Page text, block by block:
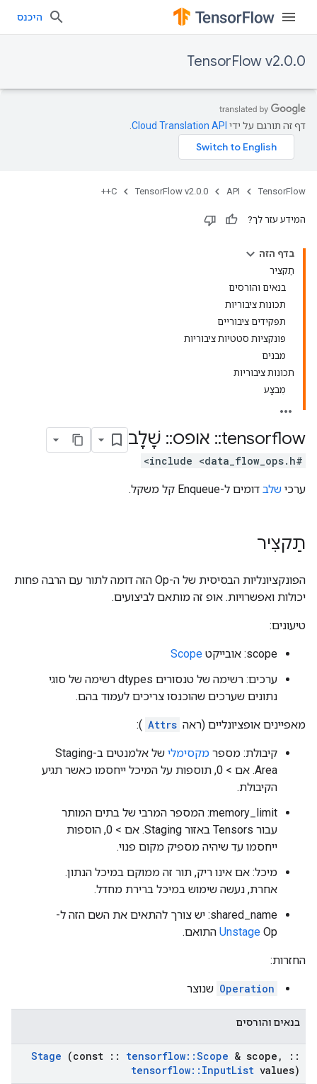
היכנס
TensorFlow v2.0.0
דף זה תורגם על ידי Cloud Translation API
TensorFlow
API
TensorFlow v2.0.0
C++
המידע עזר לך?
בדף הזה
תַקצִיר
בנאים והורסים
תכונות ציבוריות
תפקידים ציבוריים
פונקציות סטטיות ציבוריות
מבנים
תכונות ציבוריות
מִבצָע
tensorflow
:: אופס:: שָׁלָב
#include <data_flow_ops.h>
ערכי שלב דומים ל-Enqueue קל משקל.
תַקצִיר
הפונקציונליות הבסיסית של ה-Op הזה דומה לתור עם הרבה פחות
יכולות ואפשרויות. אופ זה מותאם לביצועים.
טיעונים:
scope: אובייקט
Scope
ערכים: רשימה של טנסורים dtypes רשימה של סוגי
נתונים שערכים שהוכנסו צריכים לעמוד בהם.
מאפיינים אופציונליים (ראה Attrs
):
קיבולת: מספר מקסימלי
של אלמנטים ב-Staging
Area. אם > 0, תוספות על המיכל ייחסמו כאשר תגיע
הקיבולת.
memory_limit: המספר המרבי של בתים המותר
עבור Tensors באזור Staging. אם > 0, הוספות
ייחסמו עד שיהיה מספיק מקום פנוי.
מיכל: אם אינו ריק, תור זה ממוקם במיכל הנתון.
אחרת, נעשה שימוש במיכל ברירת מחדל.
shared_name: יש צורך להתאים את השם הזה ל-
Unstage Op התואם.
החזרות:
Operation שנוצר
בנאים והורסים
Stage (const :: tensorflow::Scope & scope ,
::
tensorflow:: InputList values)